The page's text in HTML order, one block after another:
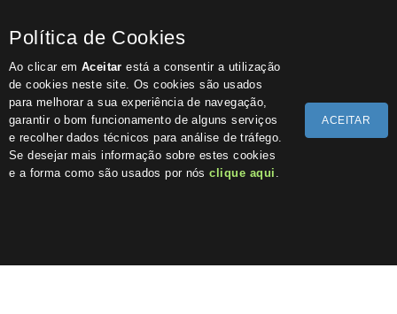
Política de Cookies
Ao clicar emAceitar está a consentir a utilização
de cookies neste site. Os cookies são usados
para melhorar a sua experiência de navegação,
garantir o bom funcionamento de alguns serviços
e recolher dados técnicos para análise de tráfego.
Se desejar mais informação sobre estes cookies
e a forma como são usados por nósclique aqui .
ACEITAR